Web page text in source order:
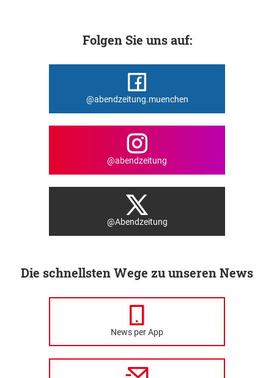
Folgen Sie uns auf:
@abendzeitung.muenchen
@abendzeitung
@Abendzeitung
Die schnellsten Wege zu unseren News
News per App